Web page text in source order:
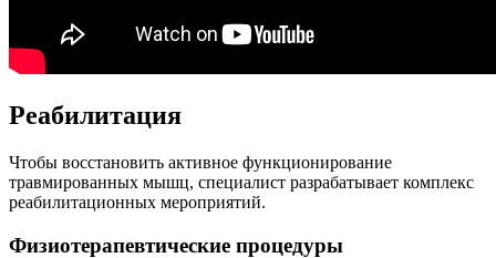
Реабилитация
Чтобы восстановить активное функционирование
травмированных мышц, специалист разрабатывает комплекс
реабилитационных мероприятий.
Физиотерапевтические процедуры